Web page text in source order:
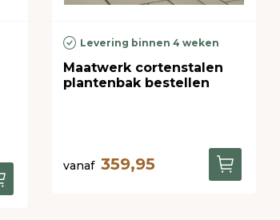
Levering binnen 4 weken
Maatwerk cortenstalen
plantenbak bestellen
vanaf 359,95